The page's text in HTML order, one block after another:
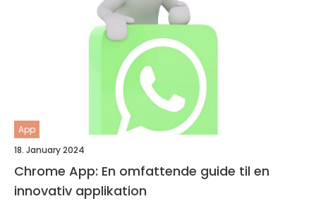
App
18. January 2024
Chrome App: En omfattende guide til en
innovativ applikation